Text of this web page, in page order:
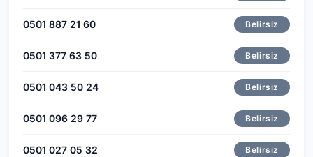
0501 887 21 60 Belirsiz
0501 377 63 50 Belirsiz
0501 043 50 24 Belirsiz
0501 096 29 77 Belirsiz
0501 027 05 32 Belirsiz